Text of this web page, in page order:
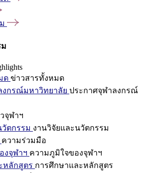
ด ข่าวสารทั้งหมด
งกรณ์มหาวิทยาลัย ประกาศจุฬาลงกรณ์
จุฬาฯ
ตกรรม งานวิจัยและนวัตกรรม
ความร่วมมือ
งจุฬาฯ ความภูมิใจของจุฬาฯ
หลักสูตร การศึกษาและหลักสูตร